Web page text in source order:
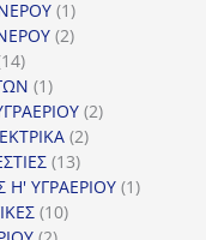
προϊόντα
11
προϊόν
22
1414
προϊόντα
11
προϊόν
22
22
1313
προϊόντα
Η' ΥΓΡΑΕΡΙΟΥ 11
1010